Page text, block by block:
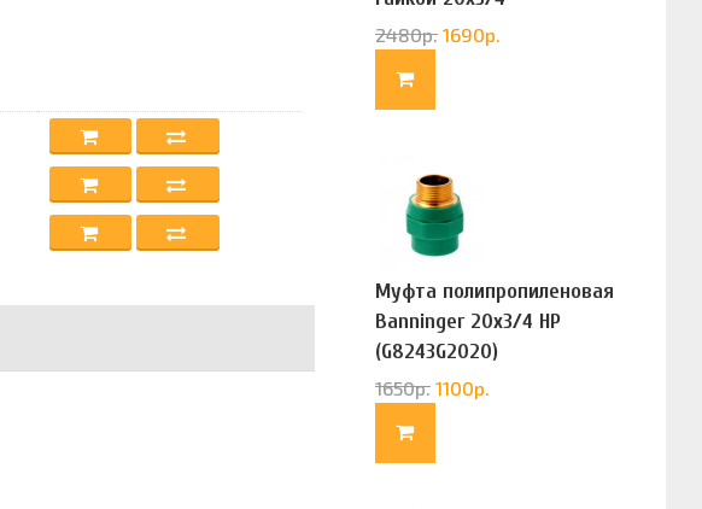
(G83322020)
2480р. 1690р.
Муфта полипропиленовая
Banninger 20х3/4 НР
(G8243G2020)
1650р. 1100р.